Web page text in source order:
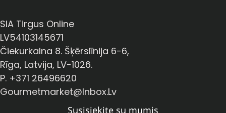
SIA Tirgus Online
LV54103145671
Čiekurkalna 8. Šķērslīnija 6-6,
Rīga, Latvija, LV-1026.
P. +371 26496620
Gourmetmarket@inbox.lv
Susisiekite su mumis